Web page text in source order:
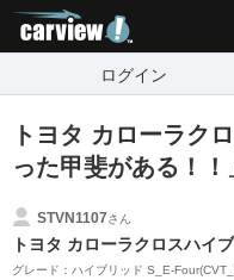
ログイン
トヨタ カローラク
った甲斐がある！
STVN1107さん
トヨタ カローラクロスハイ
グレード：ハイブリッド S_E-